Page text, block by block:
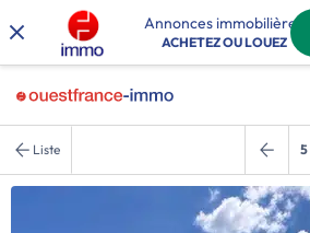
Annonces immobilières
ACHETEZ OU LOUEZ
Liste 5